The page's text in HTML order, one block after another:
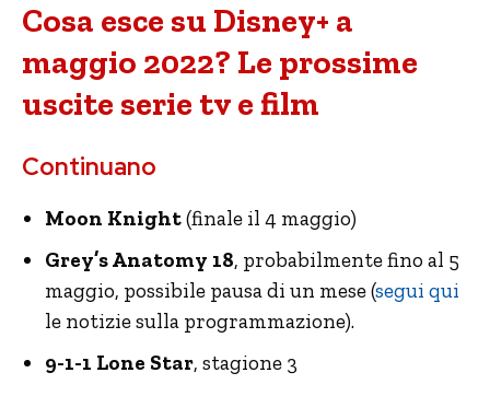
Cosa esce su Disney+ a
maggio 2022? Le prossime
uscite serie tv e film
Continuano
Moon Knight(finale il 4 maggio)
Grey’s Anatomy 18, probabilmente fino al 5
maggio, possibile pausa di un mese (segui qui
le notizie sulla programmazione).
9-1-1 Lone Star, stagione 3